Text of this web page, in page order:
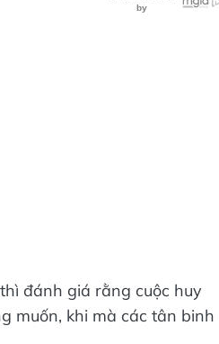
đánh giá rằng cuộc huy
muốn, khi mà các tân binh